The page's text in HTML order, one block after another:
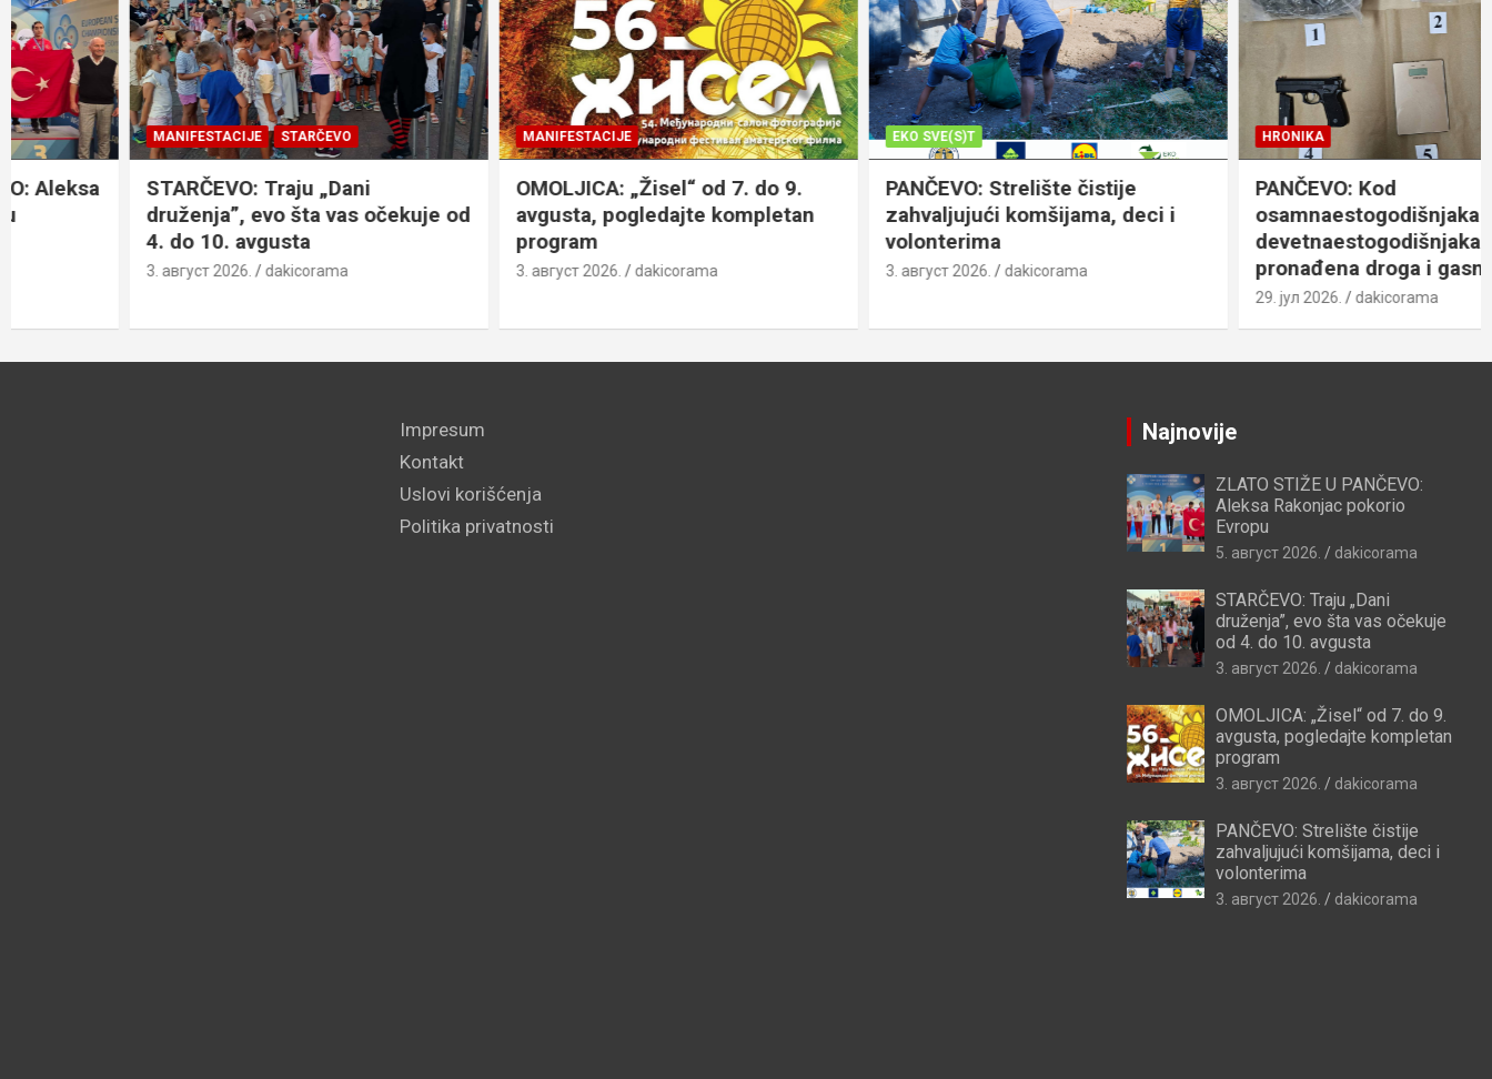
MANIFESTACIJE STARČEVO
STARČEVO: Traju „Dani
druženja”, evo šta vas očekuje od
4. do 10. avgusta
dakicorama
MANIFESTACIJE
OMOLJICA: „Žisel“ od 7. do 9.
avgusta, pogledajte kompletan
dakicorama
EKO SVE(S)T
PANČEVO: Strelište čistije
zahvaljujući komšijama, deci i
dakicorama
HRONIKA
PANČEVO: Kod
osamnaestogodišnjaka i
devetnaestogodišnjaka
pronađena droga i gasni pištolj
dakicorama
Impresum
Kontakt
Uslovi korišćenja
Politika privatnosti
Najnovije
ZLATO STIŽE U PANČEVO:
Aleksa Rakonjac pokorio
Evropu
5. август 2026. dakicorama
STARČEVO: Traju „Dani
druženja”, evo šta vas očekuje
od 4. do 10. avgusta
3. август 2026. dakicorama
OMOLJICA: „Žisel“ od 7. do 9.
avgusta, pogledajte kompletan
program
3. август 2026. dakicorama
PANČEVO: Strelište čistije
zahvaljujući komšijama, deci i
volonterima
3. август 2026. dakicorama